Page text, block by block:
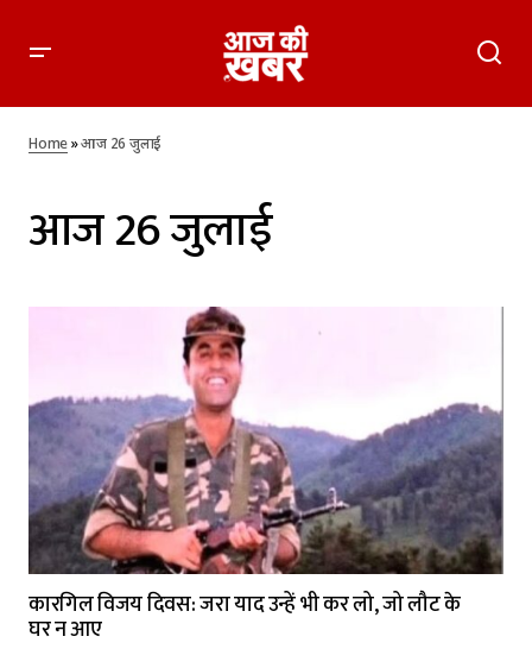
Home»आज 26 जुलाई
आज 26 जुलाई
कारगिल विजय दिवस: जरा याद उन्हें भी कर लो, जो लौट के
घर न आए